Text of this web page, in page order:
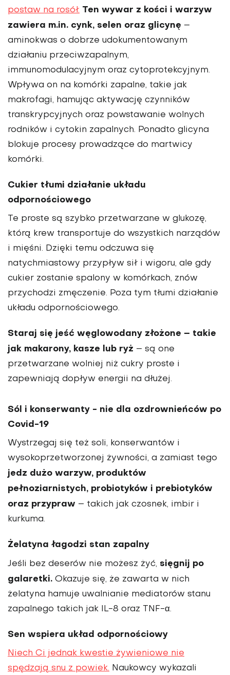
postaw na rosół. Ten wywar z kości i warzyw
zawiera m.in. cynk, selen oraz glicynę –
aminokwas o dobrze udokumentowanym
działaniu przeciwzapalnym,
immunomodulacyjnym oraz cytoprotekcyjnym.
Wpływa on na komórki zapalne, takie jak
makrofagi, hamując aktywację czynników
transkrypcyjnych oraz powstawanie wolnych
rodników i cytokin zapalnych. Ponadto glicyna
blokuje procesy prowadzące do martwicy
komórki.
Cukier tłumi działanie układu
odpornościowego
Te proste są szybko przetwarzane w glukozę,
którą krew transportuje do wszystkich narządów
i mięśni. Dzięki temu odczuwa się
natychmiastowy przypływ sił i wigoru, ale gdy
cukier zostanie spalony w komórkach, znów
przychodzi zmęczenie. Poza tym tłumi działanie
układu odpornościowego.
Staraj się jeść węglowodany złożone – takie
jak makarony, kasze lub ryż – są one
przetwarzane wolniej niż cukry proste i
zapewniają dopływ energii na dłużej.
Sól i konserwanty - nie dla ozdrownieńców po
Covid-19
Wystrzegaj się też soli, konserwantów i
wysokoprzetworzonej żywności, a zamiast tego
jedz dużo warzyw, produktów
pełnoziarnistych, probiotyków i prebiotyków
oraz przypraw – takich jak czosnek, imbir i
kurkuma.
Żelatyna łagodzi stan zapalny
Jeśli bez deserów nie możesz żyć, sięgnij po
galaretki. Okazuje się, że zawarta w nich
żelatyna hamuje uwalnianie mediatorów stanu
zapalnego takich jak IL-8 oraz TNF-α.
Sen wspiera układ odpornościowy
Niech Ci jednak kwestie żywieniowe nie
spędzają snu z powiek. Naukowcy wykazali